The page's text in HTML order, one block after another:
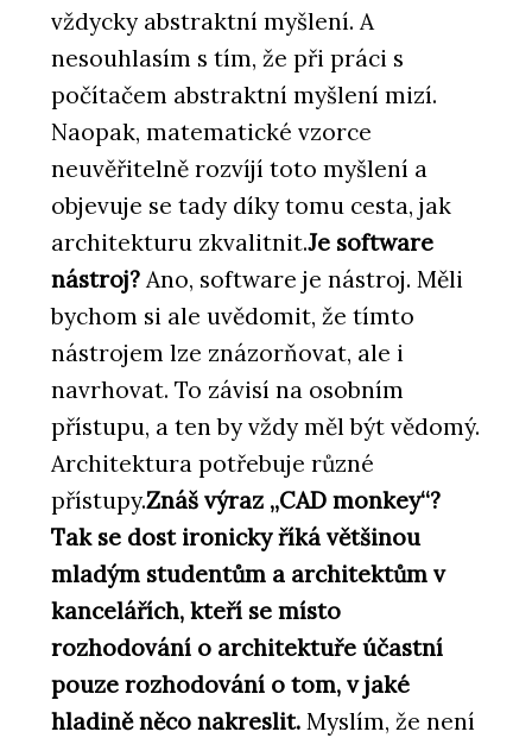
vždycky abstraktní myšlení. A
nesouhlasím s tím, že při práci s
počítačem abstraktní myšlení mizí.
Naopak, matematické vzorce
neuvěřitelně rozvíjí toto myšlení a
objevuje se tady díky tomu cesta, jak
architekturu zkvalitnit.Je software
nástroj? Ano, software je nástroj. Měli
bychom si ale uvědomit, že tímto
nástrojem lze znázorňovat, ale i
navrhovat. To závisí na osobním
přístupu, a ten by vždy měl být vědomý.
Architektura potřebuje různé
přístupy.Znáš výraz „CAD monkey“?
Tak se dost ironicky říká většinou
mladým studentům a architektům v
kancelářích, kteří se místo
rozhodování o architektuře účastní
pouze rozhodování o tom, v jaké
hladině něco nakreslit. Myslím, že není